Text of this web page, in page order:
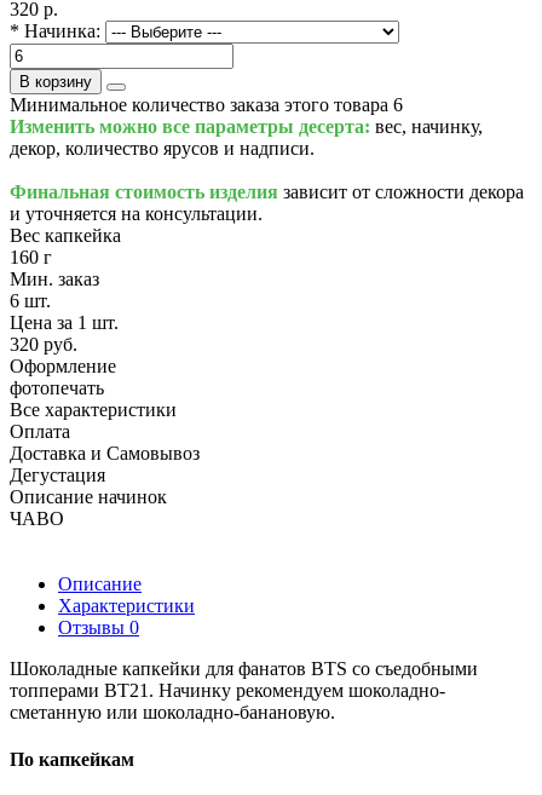
320 р.
* Начинка:
В корзину
Минимальное количество заказа этого товара 6
Изменить можно все параметры десерта: вес, начинку,
декор, количество ярусов и надписи.
Финальная стоимость изделия зависит от сложности декора
и уточняется на консультации.
Вес капкейка
160 г
Мин. заказ
6 шт.
Цена за 1 шт.
320 руб.
Оформление
фотопечать
Все характеристики
Оплата
Доставка и Самовывоз
Дегустация
Описание начинок
ЧАВО
Описание
Характеристики
Отзывы 0
Шоколадные капкейки для фанатов BTS со съедобными
топперами BT21. Начинку рекомендуем шоколадно-
сметанную или шоколадно-банановую.
По капкейкам